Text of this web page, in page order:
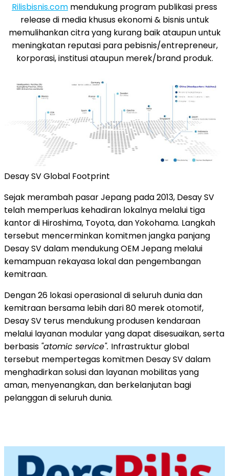
Rilisbisnis.com mendukung program publikasi press
release di media khusus ekonomi & bisnis untuk
memulihankan citra yang kurang baik ataupun untuk
meningkatan reputasi para pebisnis/entrepreneur,
korporasi, institusi ataupun merek/brand produk.
Desay SV Global Footprint
Sejak merambah pasar Jepang pada 2013, Desay SV
telah memperluas kehadiran lokalnya melalui tiga
kantor di Hiroshima, Toyota, dan Yokohama. Langkah
tersebut mencerminkan komitmen jangka panjang
Desay SV dalam mendukung OEM Jepang melalui
kemampuan rekayasa lokal dan pengembangan
kemitraan.
Dengan 26 lokasi operasional di seluruh dunia dan
kemitraan bersama lebih dari 80 merek otomotif,
Desay SV terus mendukung produsen kendaraan
melalui layanan modular yang dapat disesuaikan, serta
berbasis "atomic service". Infrastruktur global
tersebut mempertegas komitmen Desay SV dalam
menghadirkan solusi dan layanan mobilitas yang
aman, menyenangkan, dan berkelanjutan bagi
pelanggan di seluruh dunia.